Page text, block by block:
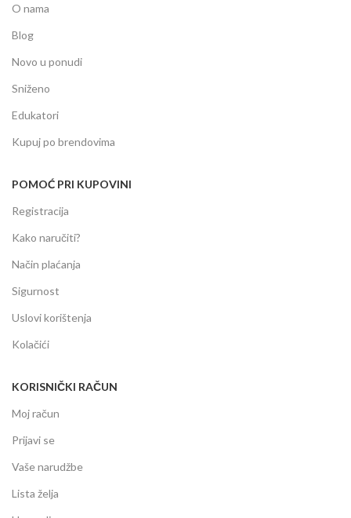
O nama
Blog
Novo u ponudi
Sniženo
Edukatori
Kupuj po brendovima
POMOĆ PRI KUPOVINI
Registracija
Kako naručiti?
Način plaćanja
Sigurnost
Uslovi korištenja
Kolačići
KORISNIČKI RAČUN
Moj račun
Prijavi se
Vaše narudžbe
Lista želja